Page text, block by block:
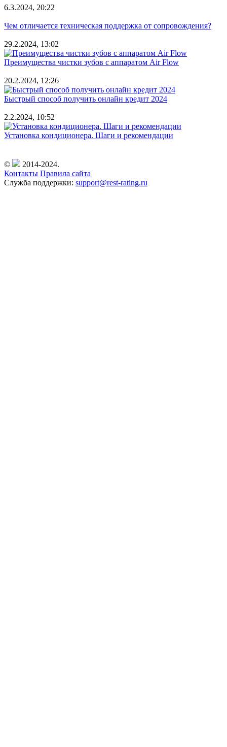
6.3.2024, 20:22
Чем отличается техническая поддержка от сопровождения?
29.2.2024, 13:02
Преимущества чистки зубов с аппаратом Air Flow
20.2.2024, 12:26
Быстрый способ получить онлайн кредит 2024
2.2.2024, 10:52
Установка кондиционера. Шаги и рекомендации
©
2014-2024.
Контакты Правила сайта
Служба поддержки: support@rest-rating.ru